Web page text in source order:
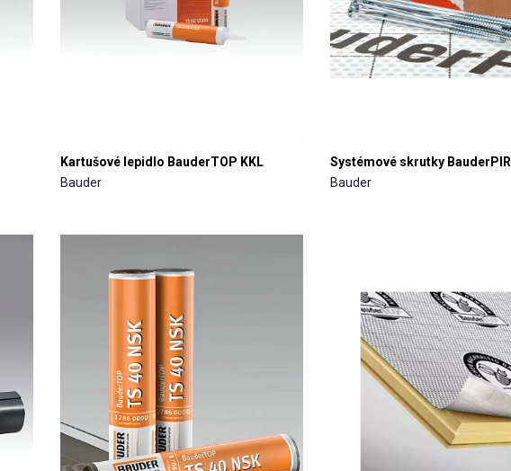
Kartušové lepidlo BauderTOP KKL
Bauder
Systémové skrutky BauderPIR
Bauder